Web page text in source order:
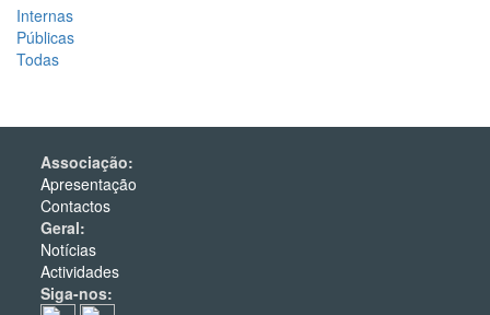
Internas
Públicas
Todas
Associação:
Apresentação
Contactos
Geral:
Notícias
Actividades
Siga-nos: